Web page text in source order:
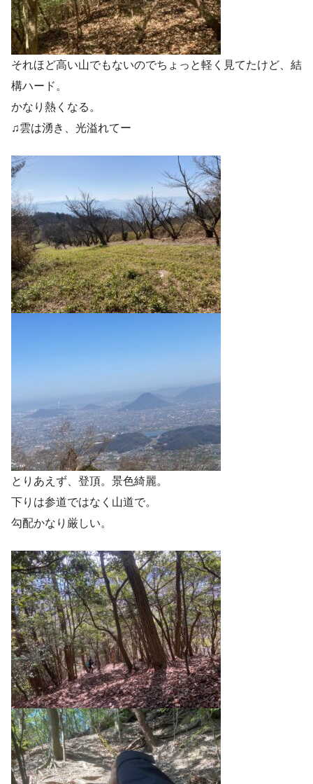
それほど高い山でもないのでちょっと軽く見てたけど、結
構ハード。
かなり熱くなる。
♫雲は湧き、光溢れてー
とりあえず、登頂。景色綺麗。
下りは参道ではなく山道で。
勾配かなり厳しい。